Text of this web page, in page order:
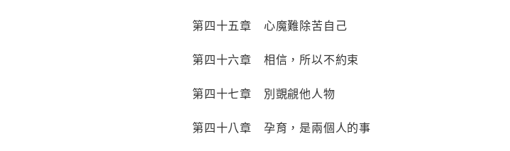
第四十五章 心魔難除苦自己
第四十六章 相信，所以不約束
第四十七章 別覬覦他人物
第四十八章 孕育，是兩個人的事